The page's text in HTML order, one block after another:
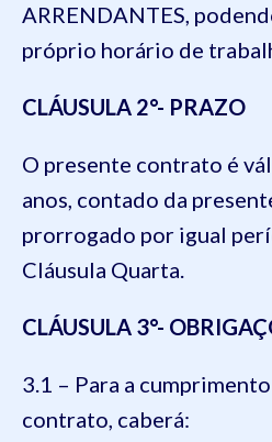
ARRENDANTES,
próprio horário de
CLÁUSULA 2°- PRAZO
O presente contrato é
anos, contado da
prorrogado por igual
Cláusula Quarta.
CLÁUSULA 3°-
3.1 – Para a
contrato, caberá: